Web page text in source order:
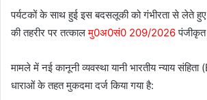
पर्यटकों के साथ हुई इस बदसलूकी को गंभीरता से लेते
की तहरीर पर तत्कालमु0अ0सं0 209/2026पंजीकृत
मामले में नई कानूनी व्यवस्था यानी भारतीय न्याय
धाराओं के तहत मुकदमा दर्ज किया गया है: